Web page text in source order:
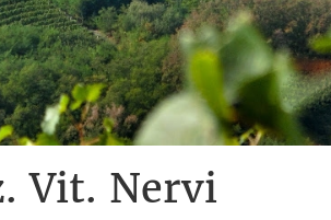
Vit. Nervi